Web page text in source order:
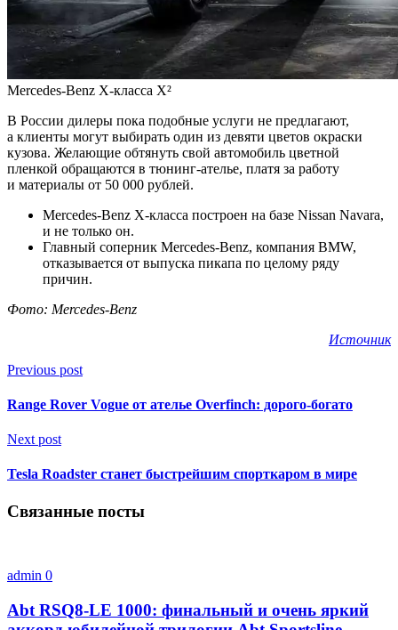
Mercedes-Benz X-класса X²
В России дилеры пока подобные услуги не предлагают,
а клиенты могут выбирать один из девяти цветов окраски
кузова. Желающие обтянуть свой автомобиль цветной
пленкой обращаются в тюнинг-ателье, платя за работу
и материалы от 50 000 рублей.
Mercedes-Benz X-класса построен на базе Nissan Navara,
и не только он.
Главный соперник Mercedes-Benz, компания BMW,
отказывается от выпуска пикапа по целому ряду
причин.
Фото: Mercedes-Benz
Источник
Previous post
Range Rover Vogue от ателье Overfinch: дорого-богато
Next post
Tesla Roadster станет быстрейшим спорткаром в мире
Связанные посты
admin 0
Abt RSQ8-LE 1000: финальный и очень яркий